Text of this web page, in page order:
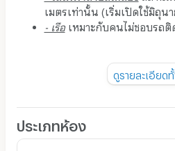
เมตรเท่านั้น (เริ่มเปิดใช้มิถุน
- เรือเหมาะกับคนไม่ชอบรถติ
ฟู้ดแลนด์, โลตัสบางกะปิ,
: รพ.ลาดพร้าว,
ดูรายละเอียด
ประเภทห้อง